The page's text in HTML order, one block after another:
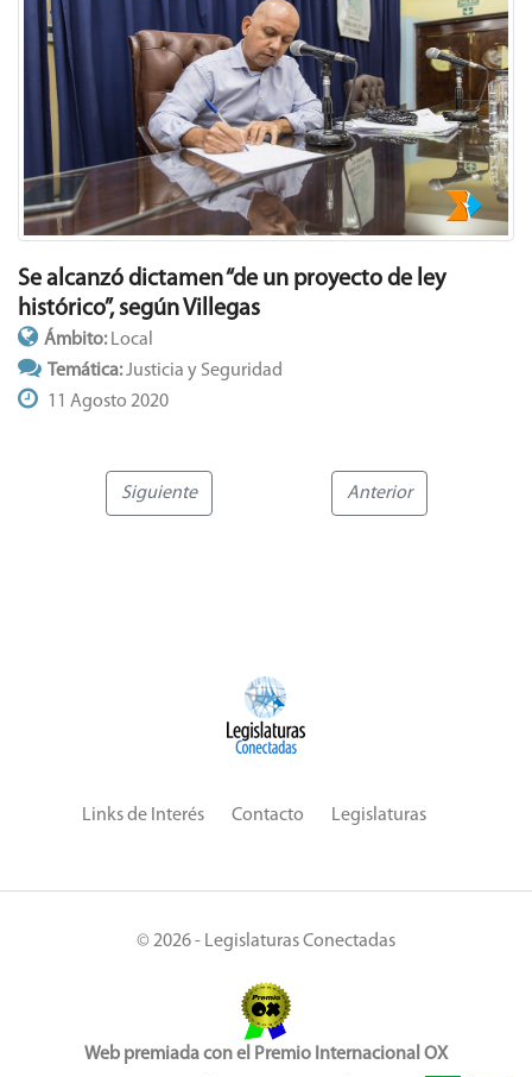
Se alcanzó dictamen “de un proyecto de ley
histórico”, según Villegas
Ámbito:Local
Temática:Justicia y Seguridad
11 Agosto 2020
Siguiente Anterior
Links de Interés Contacto Legislaturas
© 2026 - Legislaturas Conectadas
Web premiada con el Premio Internacional OX